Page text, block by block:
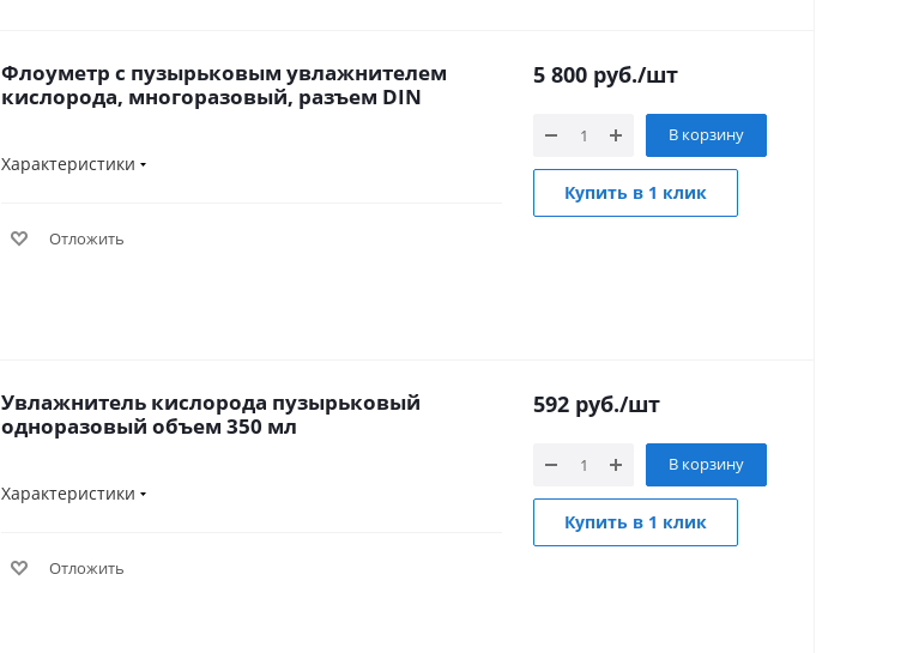
Флоуметр с пузырьковым увлажнителем
кислорода, многоразовый, разъем DIN
Характеристики
Отложить
5 800 руб./шт
В корзину
Купить в 1 клик
Увлажнитель кислорода пузырьковый
одноразовый объем 350 мл
Характеристики
Отложить
592 руб./шт
В корзину
Купить в 1 клик